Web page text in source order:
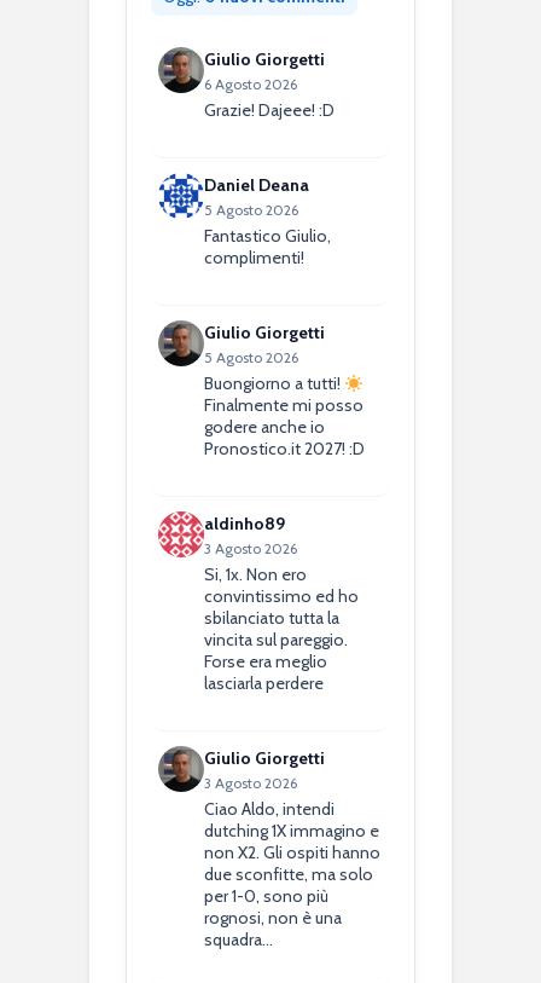
Giulio Giorgetti
6 Agosto 2026
Grazie! Dajeee! :D
Daniel Deana
5 Agosto 2026
Fantastico Giulio,
complimenti!
Giulio Giorgetti
5 Agosto 2026
Buongiorno a tutti!
Finalmente mi posso
godere anche io
Pronostico.it 2027! :D
aldinho89
3 Agosto 2026
Si, 1x. Non ero
convintissimo ed ho
sbilanciato tutta la
vincita sul pareggio.
Forse era meglio
lasciarla perdere
Giulio Giorgetti
3 Agosto 2026
Ciao Aldo, intendi
dutching 1X immagino e
non X2. Gli ospiti hanno
due sconfitte, ma solo
per 1-0, sono più
rognosi, non è una
squadra…